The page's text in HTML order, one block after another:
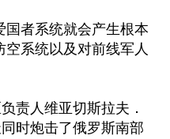
国者系统就会产生根本
空系统以及对前线军人
责人维亚切斯拉夫．
时炮击了俄罗斯南部